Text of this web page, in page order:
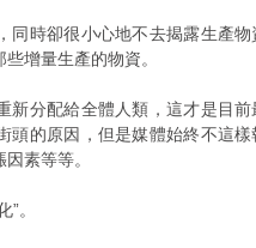
同時卻很小心地不去揭露生產
增量生產的物資。
新分配給全體人類，這才是目
頭的原因，但是媒體始終不這
素等等。
。